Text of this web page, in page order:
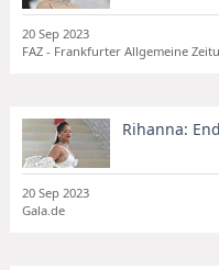
20 Sep 2023
FAZ - Frankfurter Allgemeine
Rihanna:
20 Sep 2023
Gala.de